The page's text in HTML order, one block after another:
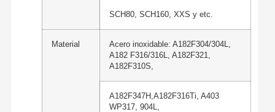
SCH80, SCH160, XXS y etc.
Material
Acero inoxidable: A182F304/304L,
A182 F316/316L, A182F321,
A182F310S,
A182F347H,A182F316Ti, A403
WP317, 904L,